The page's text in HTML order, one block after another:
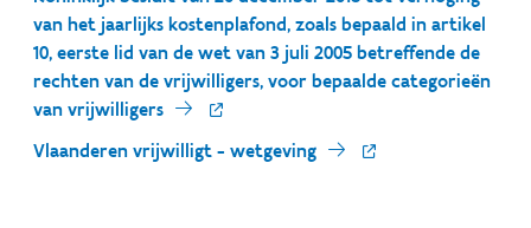
van het jaarlijks kostenplafond, zoals bepaald in artikel
10, eerste lid van de wet van 3 juli 2005 betreffende de
rechten van de vrijwilligers, voor bepaalde categorieën
van vrijwilligers
Vlaanderen vrijwilligt - wetgeving